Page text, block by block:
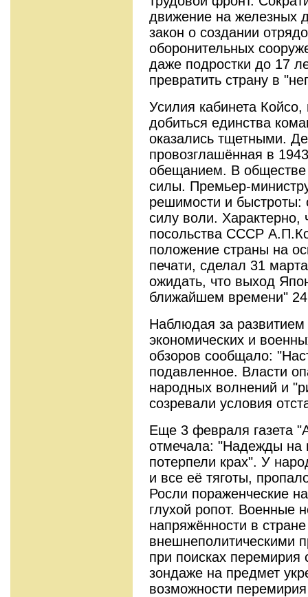
движение на железных
закон о создании
оборонительных
даже подростки до 17
превратить страну в
Усилия кабинета
добиться единства
оказались тщетными.
провозглашённая в
обещанием. В обществе
силы. Премьер-
решимости и быстроты:
силу воли. Характерно,
посольства СССР
положение страны на
печати, сделал 31
ожидать, что выход
ближайшем времени"
Наблюдая за развитием
экономических и
обзоров сообщало:
подавленное. Власти
народных волнений и
созревали условия
Еще 3 февраля газета
отмечала: "Надежды на
потерпели крах". У
и все её тяготы,
Росли пораженческие
глухой ропот. Военные
напряжённости в
внешнеполитическими
при поисках
зондаже на предмет
возможности